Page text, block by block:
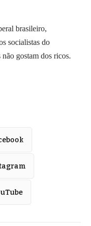
brasileiro,
socialistas do
gostam dos ricos.